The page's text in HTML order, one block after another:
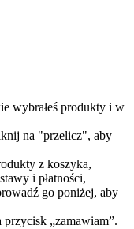
wybrałeś produkty i w
na "przelicz", aby
z koszyka,
i płatności,
go poniżej, aby
„zamawiam”.